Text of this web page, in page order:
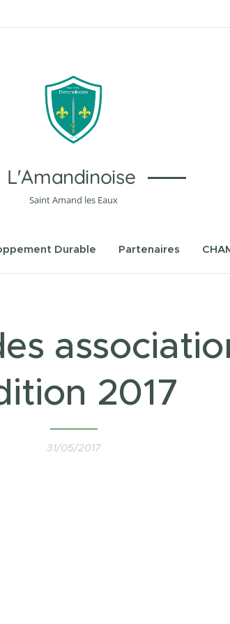
L'Amandinoise
Saint Amand les Eaux
Durable Partenaires
2017
31/05/2017